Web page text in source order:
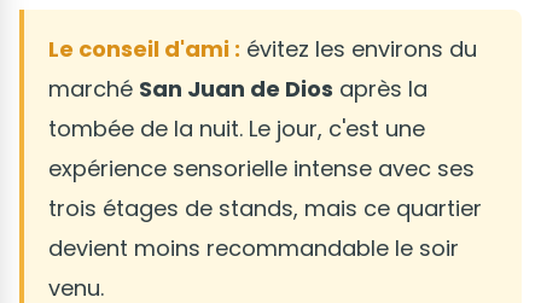
Le conseil d'ami : évitez les environs du
marché San Juan de Dios après la
tombée de la nuit. Le jour, c'est une
expérience sensorielle intense avec ses
trois étages de stands, mais ce quartier
devient moins recommandable le soir
venu.